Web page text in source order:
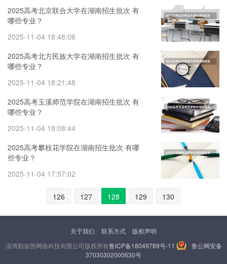
2025高考北京联合大学在湖南招生批次 有
哪些专业？
2025-11-04 18:48:06
2025高考北方民族大学在湖南招生批次 有
哪些专业？
2025-11-04 18:21:48
2025高考玉溪师范学院在湖南招生批次 有
哪些专业？
2025-11-04 18:08:44
2025高考攀枝花学院在湖南招生批次 有哪
些专业？
2025-11-04 17:57:02
126 127 128 129 130
关于我们 联系方式
版权声明
淄博勤奋熊网络科技有限公司版权所有鲁ICP备18049789号-11
鲁公网安备
37030302000630号